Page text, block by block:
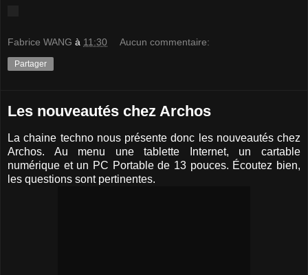
Fabrice WANG à 11:30 Aucun commentaire:
Partager
Les nouveautés chez Archos
La chaine techno nous présente donc les nouveautés chez
Archos. Au menu une tablette Internet, un cartable
numérique et un PC Portable de 13 pouces. Écoutez bien,
les questions sont pertinentes.